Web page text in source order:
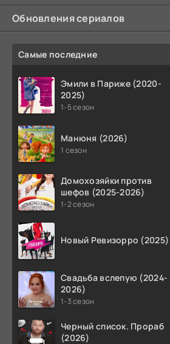
Обновления сериалов
Самые последние
Эмили в Париже (2020-
2025)
1-5 сезон
Манюня (2026)
1 сезон
Домохозяйки против
шефов (2025-2026)
1-2 сезон
Новый Ревизорро (2025)
Свадьба вслепую (2024-
2026)
1-3 сезон
Черный список. Прораб
(2026)